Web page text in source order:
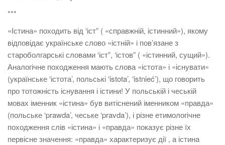
***
«Істина» походить від ‘іст” ( «справжній, істинний»), якому
відповідає українське слово «істній» і пов’язане з
староболгарські словами ‘іст”, ‘істов” ( «істинний, сущий»).
Аналогічне походження мають слова «істота» і «існувати»
(українське ‘істота’, польські ‘istota’, ‘istnieć’), що говорить
про тотожність існування і істини! У польській і чеській
мовах іменник «істина» був витіснений іменником «правда»
(польське ‘prawda’, чеське ‘pravda’), і різне етимологічне
походження слів «істина» і «правда» показує різне їх
первісне значення: «правда» характеризує дії , а істина